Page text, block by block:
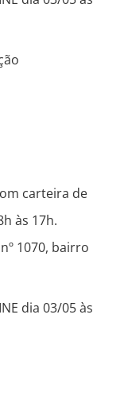
carteira de
às 17h.
1070, bairro
dia 03/05 às